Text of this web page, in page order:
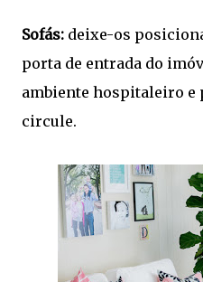
Sofás: deixe-os
porta de entrada do
ambiente hospitaleiro e
circule.